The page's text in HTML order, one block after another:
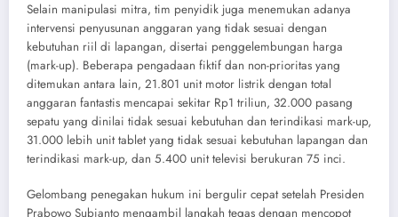
​Selain manipulasi mitra, tim penyidik juga menemukan adanya
intervensi penyusunan anggaran yang tidak sesuai dengan
kebutuhan riil di lapangan, disertai penggelembungan harga
(mark-up). Beberapa pengadaan fiktif dan non-prioritas yang
ditemukan antara lain, ​21.801 unit motor listrik dengan total
anggaran fantastis mencapai sekitar Rp1 triliun, 32.000 pasang
sepatu yang dinilai tidak sesuai kebutuhan dan terindikasi mark-up,
​31.000 lebih unit tablet yang tidak sesuai kebutuhan lapangan dan
terindikasi mark-up, dan 5.400 unit televisi berukuran 75 inci.
​Gelombang penegakan hukum ini bergulir cepat setelah Presiden
Prabowo Subianto mengambil langkah tegas dengan mencopot